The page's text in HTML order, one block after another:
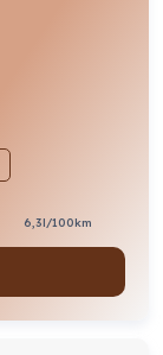
6,3l/100km